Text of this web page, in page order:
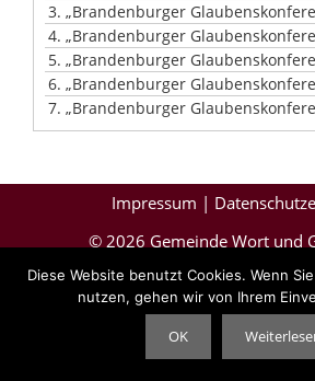
3. „Brandenburger Glaubenskonferenz -
4. „Brandenburger Glaubenskonferenz -
5. „Brandenburger Glaubenskonferenz -
6. „Brandenburger Glaubenskonferenz -
7. „Brandenburger Glaubenskonferenz -
Impressum |
© 2026 Gemeinde Wort und
Diese Website benutzt Cookies. Wenn
nutzen, gehen wir von Ihrem
OK